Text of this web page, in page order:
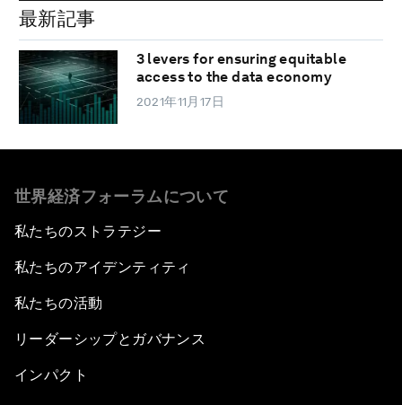
最新記事
3 levers for ensuring equitable
access to the data economy
2021年11月17日
世界経済フォーラムについて
私たちのストラテジー
私たちのアイデンティティ
私たちの活動
リーダーシップとガバナンス
インパクト